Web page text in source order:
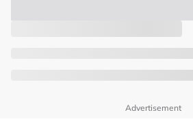
Advertisement